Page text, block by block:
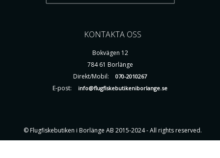
KONTAKTA OSS
Bokvägen 12
784 61 Borlänge
Direkt/Mobil:
070-2010267
E-post: info@flugfiskebutikeniborlange.se
© Flugfiskebutiken i Borlänge AB 2015-2024 - All rights reserved.